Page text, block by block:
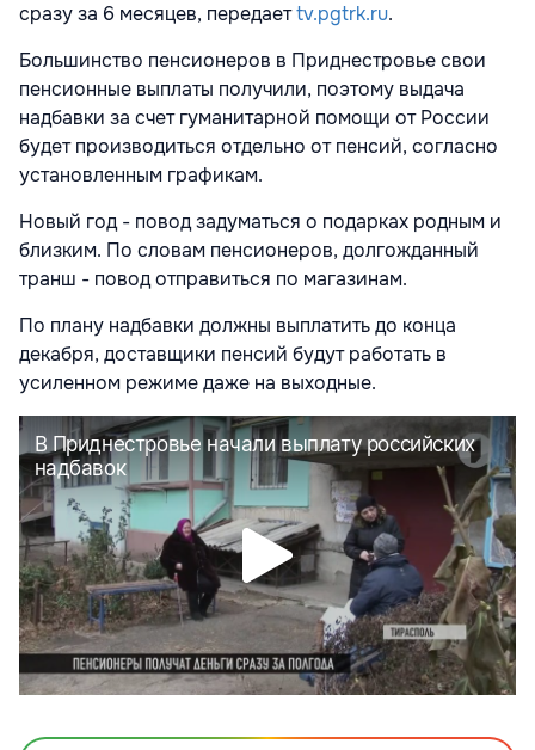
сразу за 6 месяцев, передаетtv.pgtrk.ru.
Большинство пенсионеров в Приднестровье свои
пенсионные выплаты получили, поэтому выдача
надбавки за счет гуманитарной помощи от России
будет производиться отдельно от пенсий, согласно
установленным графикам.
Новый год - повод задуматься о подарках родным и
близким. По словам пенсионеров, долгожданный
транш - повод отправиться по магазинам.
По плану надбавки должны выплатить до конца
декабря, доставщики пенсий будут работать в
усиленном режиме даже на выходные.